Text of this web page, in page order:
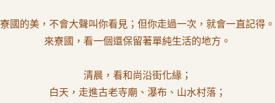
寮國的美，不會大聲叫你看見；但你走過一次，就會一直記得。
來寮國，看一個還保留著單純生活的地方。
清晨，看和尚沿街化緣；
白天，走進古老寺廟、瀑布、山水村落；